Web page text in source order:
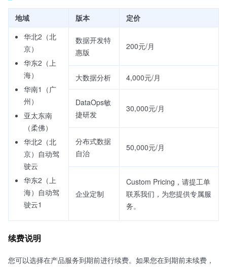
地域 版本
定价
华北2（北
京）
华东2（上
海）
华南1（广
州）
亚太东南
（柔佛）
华北2（北
京）自动驾
驶云
华东2（上
海）自动驾
驶云1
数据开发特
惠版
200元/月
大数据分析 4,000元/月
DataOps敏
捷研发
30,000元/月
分布式数据
自治
50,000元/月
企业定制
Custom Pricing，请提工单
联系我们，为您提供专属服
务。
续费说明
您可以选择在产品服务到期前进行续费。如果您在到期前未续费，